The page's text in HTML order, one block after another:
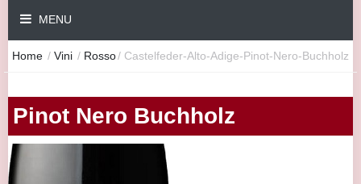
MENU
Home / Vini / Rosso/ Castelfeder-Alto-Adige-Pinot-Nero-Buchholz
Pinot Nero Buchholz